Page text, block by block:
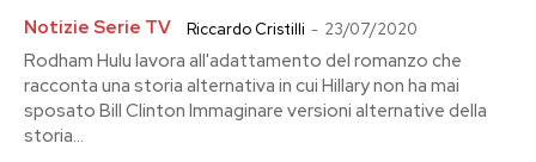
Notizie Serie TV Riccardo Cristilli - 23/07/2020
Rodham Hulu lavora all'adattamento del romanzo che
racconta una storia alternativa in cui Hillary non ha mai
sposato Bill Clinton Immaginare versioni alternative della
storia...